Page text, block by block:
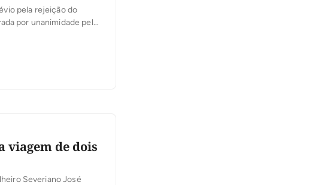
pela rejeição do
por unanimidade pela
viagem de dois
Severiano José